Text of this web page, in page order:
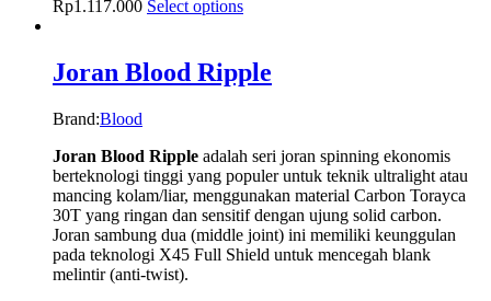
Rp1.117.000 Select options
Joran Blood Ripple
Brand:Blood
Joran Blood Ripple adalah seri joran spinning ekonomis
berteknologi tinggi yang populer untuk teknik ultralight atau
mancing kolam/liar, menggunakan material Carbon Torayca
30T yang ringan dan sensitif dengan ujung solid carbon.
Joran sambung dua (middle joint) ini memiliki keunggulan
pada teknologi X45 Full Shield untuk mencegah blank
melintir (anti-twist).